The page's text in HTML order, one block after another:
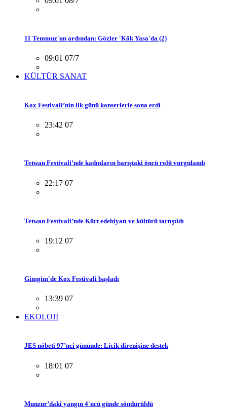
11 Temmuz'un ardından: Gözler 'Kök Yasa'da (2)
09:01 07/7
KÜLTÜR SANAT
Kox Festivali’nin ilk günü konserlerle sona erdi
23:42 07
Tetwan Festivali’nde kadınların barıştaki öncü rolü vurgulandı
22:17 07
Tetwan Festivali’nde Kürt edebiyatı ve kültürü tartışıldı
19:12 07
Gimgim'de Kox Festivali başladı
13:39 07
EKOLOJİ
JES nöbeti 97’nci gününde: Licik direnişine destek
18:01 07
Munzur’daki yangın 4'ncü günde söndürüldü